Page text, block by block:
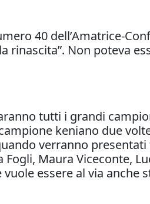
40 dell’Amatrice-
rinascita”. Non poteva
tutti i grandi
keniano due
verranno
Maura Viceconte,
essere al via anche